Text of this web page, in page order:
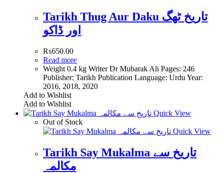
Tarikh Thug Aur Daku تاریخ ٹھگ
اور ڈاکو
₨650.00
Read more
Weight 0.4 kg Writer Dr Mubarak Ali Pages: 246
Publisher: Tarikh Publication Language: Urdu Year:
2016, 2018, 2020
Add to Wishlist
Add to Wishlist
Quick View
Out of Stock
Quick View
Tarikh Say Mukalma تاريخ سے
مکالمہ